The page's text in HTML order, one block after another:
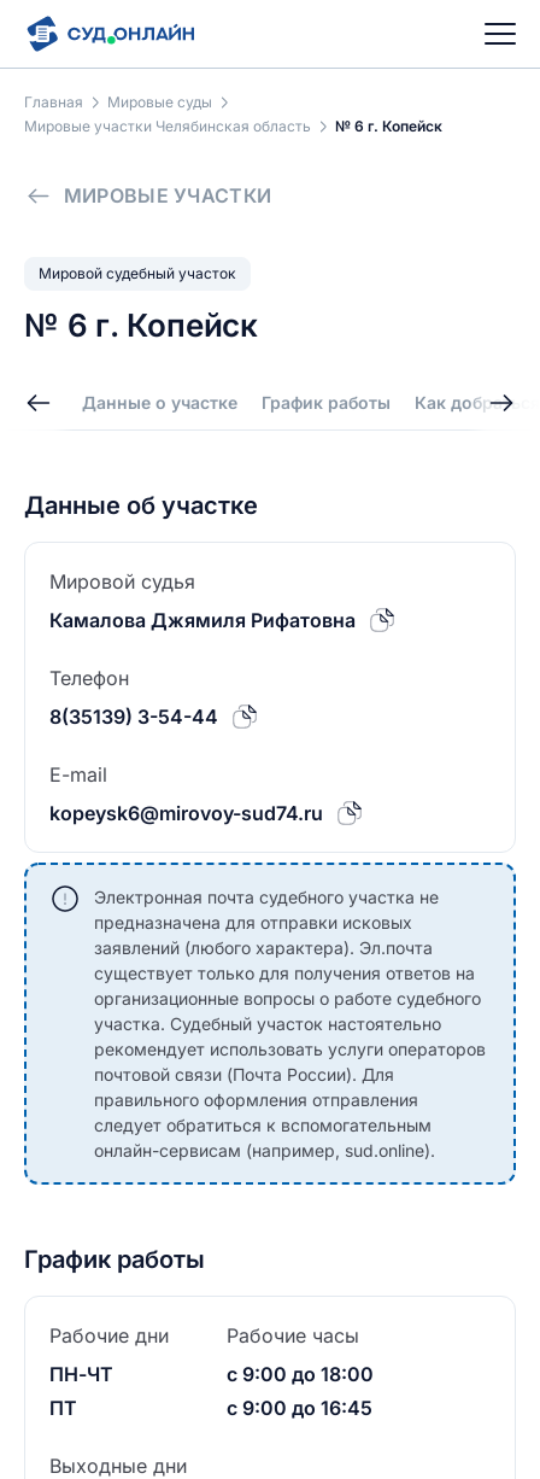
Главная
Мировые суды
Мировые участки Челябинская область
№ 6 г. Копейск
МИРОВЫЕ УЧАСТКИ
Мировой судебный участок
№ 6 г. Копейск
Данные о участке График работы Как добраться
Данные об участке
Мировой судья
Камалова Джямиля Рифатовна
Телефон
8(35139) 3-54-44
E-mail
kopeysk6@mirovoy-sud74.ru
Электронная почта судебного участка не
предназначена для отправки исковых
заявлений (любого характера). Эл.почта
существует только для получения ответов на
организационные вопросы о работе судебного
участка. Судебный участок настоятельно
рекомендует использовать услуги операторов
почтовой связи (Почта России). Для
правильного оформления отправления
следует обратиться к вспомогательным
онлайн-сервисам (например, sud.online).
График работы
Рабочие дни
ПН-ЧТ
ПТ
Рабочие часы
с 9:00 до 18:00
с 9:00 до 16:45
Выходные дни